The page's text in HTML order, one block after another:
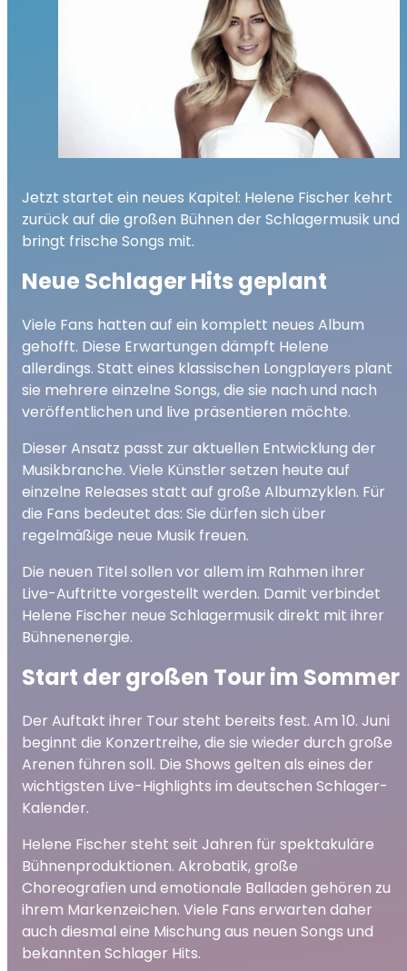
Jetzt startet ein neues Kapitel: Helene Fischer kehrt
zurück auf die großen Bühnen der Schlagermusik und
bringt frische Songs mit.
Neue Schlager Hits geplant
Viele Fans hatten auf ein komplett neues Album
gehofft. Diese Erwartungen dämpft Helene
allerdings. Statt eines klassischen Longplayers plant
sie mehrere einzelne Songs, die sie nach und nach
veröffentlichen und live präsentieren möchte.
Dieser Ansatz passt zur aktuellen Entwicklung der
Musikbranche. Viele Künstler setzen heute auf
einzelne Releases statt auf große Albumzyklen. Für
die Fans bedeutet das: Sie dürfen sich über
regelmäßige neue Musik freuen.
Die neuen Titel sollen vor allem im Rahmen ihrer
Live-Auftritte vorgestellt werden. Damit verbindet
Helene Fischer neue Schlagermusik direkt mit ihrer
Bühnenenergie.
Start der großen Tour im Sommer
Der Auftakt ihrer Tour steht bereits fest. Am 10. Juni
beginnt die Konzertreihe, die sie wieder durch große
Arenen führen soll. Die Shows gelten als eines der
wichtigsten Live-Highlights im deutschen Schlager-
Kalender.
Helene Fischer steht seit Jahren für spektakuläre
Bühnenproduktionen. Akrobatik, große
Choreografien und emotionale Balladen gehören zu
ihrem Markenzeichen. Viele Fans erwarten daher
auch diesmal eine Mischung aus neuen Songs und
bekannten Schlager Hits.